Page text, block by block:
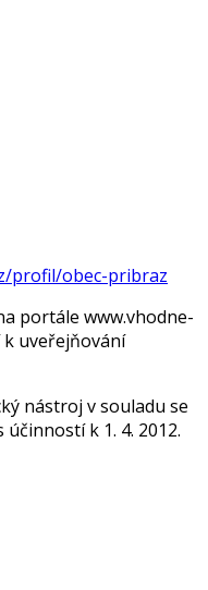
profil/obec-pribraz
portále www.vhodne-
uveřejňování
nástroj v souladu se
k 1. 4. 2012.